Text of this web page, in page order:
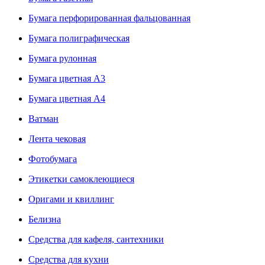
Бумага перфорированная фальцованная
Бумага полиграфическая
Бумага рулонная
Бумага цветная А3
Бумага цветная А4
Ватман
Лента чековая
Фотобумага
Этикетки самоклеющиеся
Оригами и квиллинг
Белизна
Средства для кафеля, сантехники
Средства для кухни